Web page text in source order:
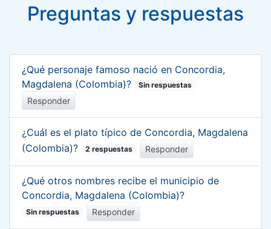
Preguntas y respuestas
¿Qué personaje famoso nació en Concordia,
Magdalena (Colombia)?
Sin respuestas
Responder
¿Cuál es el plato típico de Concordia, Magdalena
(Colombia)?
2 respuestas Responder
¿Qué otros nombres recibe el municipio de
Concordia, Magdalena (Colombia)?
Sin respuestas Responder